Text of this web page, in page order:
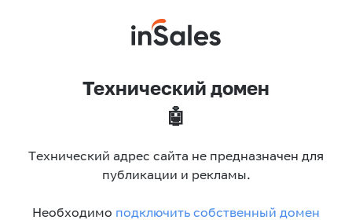
Технический домен
🤖
Технический адрес сайта не предназначен для
публикации и рекламы.
Необходимо подключить собственный домен